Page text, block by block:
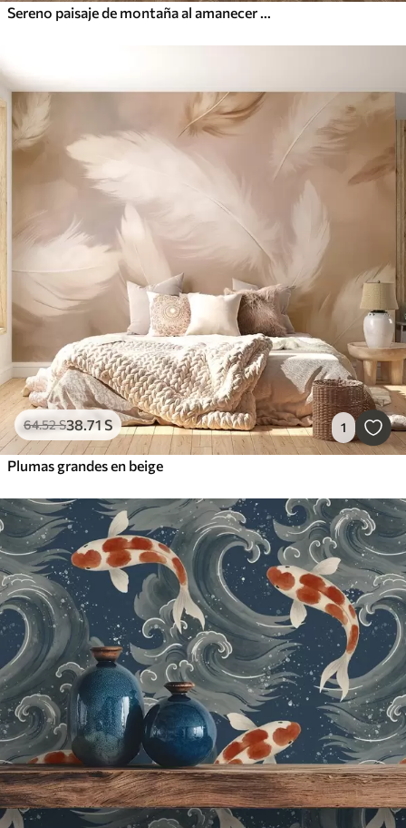
Sereno paisaje de montaña al amanecer con suave niebla sobre el fondo de un bosque
64.52S38.71S 1
Plumas grandes en beige